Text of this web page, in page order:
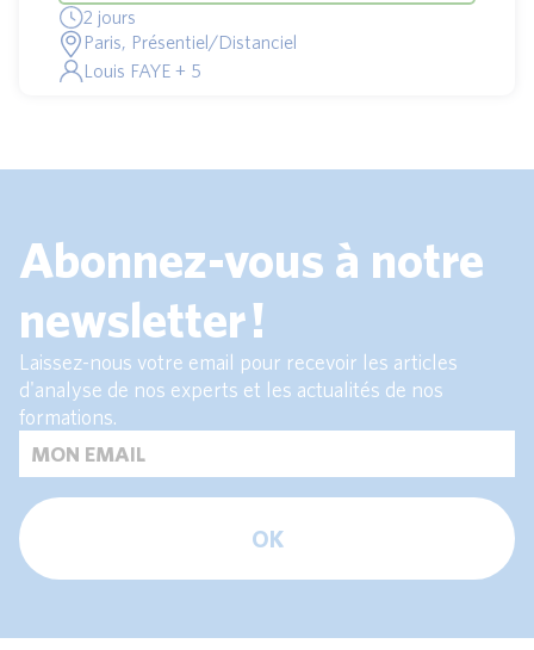
2 jours
Paris, Présentiel/Distanciel
Louis FAYE + 5
Abonnez-vous à notre
newsletter !
Laissez-nous votre email pour recevoir les articles
d'analyse de nos experts et les actualités de nos
formations.
OK